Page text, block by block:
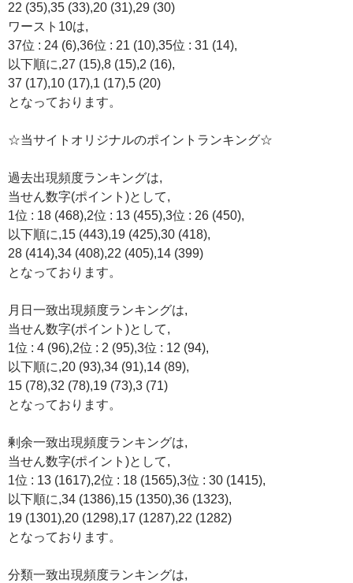
22 (35),35 (33),20 (31),29 (30)
ワースト10は,
37位 : 24 (6),36位 : 21 (10),35位 : 31 (14),
以下順に,27 (15),8 (15),2 (16),
37 (17),10 (17),1 (17),5 (20)
となっております。
☆当サイトオリジナルのポイントランキング☆
過去出現頻度ランキングは,
当せん数字(ポイント)として,
1位 : 18 (468),2位 : 13 (455),3位 : 26 (450),
以下順に,15 (443),19 (425),30 (418),
28 (414),34 (408),22 (405),14 (399)
となっております。
月日一致出現頻度ランキングは,
当せん数字(ポイント)として,
1位 : 4 (96),2位 : 2 (95),3位 : 12 (94),
以下順に,20 (93),34 (91),14 (89),
15 (78),32 (78),19 (73),3 (71)
となっております。
剰余一致出現頻度ランキングは,
当せん数字(ポイント)として,
1位 : 13 (1617),2位 : 18 (1565),3位 : 30 (1415),
以下順に,34 (1386),15 (1350),36 (1323),
19 (1301),20 (1298),17 (1287),22 (1282)
となっております。
分類一致出現頻度ランキングは,